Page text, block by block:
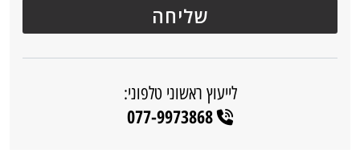
לייעוץ ראשוני טלפוני:
077-9973868